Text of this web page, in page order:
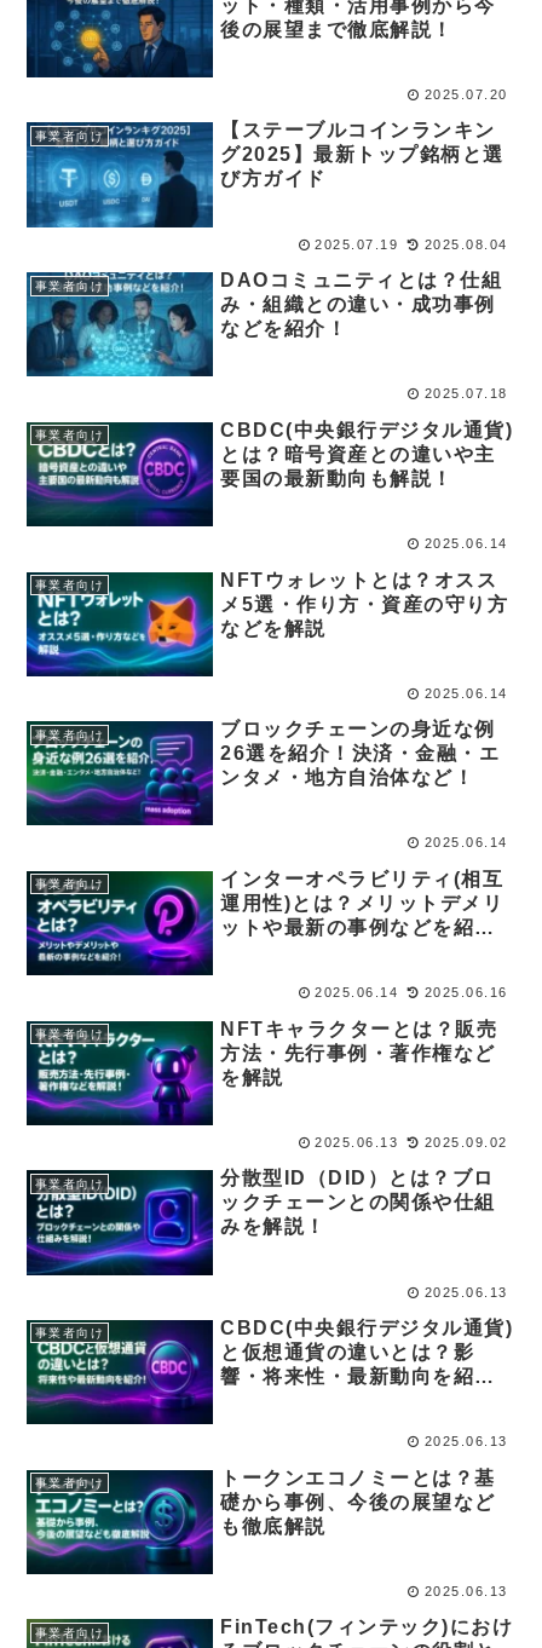
ット・種類・活用事例から今
後の展望まで徹底解説！
2025.07.20
事業者向け
【ステーブルコインランキン
グ2025】最新トップ銘柄と選
び方ガイド
2025.07.19 2025.08.04
事業者向け
DAOコミュニティとは？仕組
み・組織との違い・成功事例
などを紹介！
2025.07.18
事業者向け
CBDC(中央銀行デジタル通貨)
とは？暗号資産との違いや主
要国の最新動向も解説！
2025.06.14
事業者向け
NFTウォレットとは？オスス
メ5選・作り方・資産の守り方
などを解説
2025.06.14
事業者向け
ブロックチェーンの身近な例
26選を紹介！決済・金融・エ
ンタメ・地方自治体など！
2025.06.14
事業者向け
インターオペラビリティ(相互
運用性)とは？メリットデメリ
ットや最新の事例などを紹
2025.06.14 2025.06.16
事業者向け
NFTキャラクターとは？販売
方法・先行事例・著作権など
を解説
2025.06.13 2025.09.02
事業者向け
分散型ID（DID）とは？ブロ
ックチェーンとの関係や仕組
みを解説！
2025.06.13
事業者向け
CBDC(中央銀行デジタル通貨)
と仮想通貨の違いとは？影
響・将来性・最新動向を紹
2025.06.13
事業者向け
トークンエコノミーとは？基
礎から事例、今後の展望など
も徹底解説
2025.06.13
事業者向け
FinTech(フィンテック)におけ